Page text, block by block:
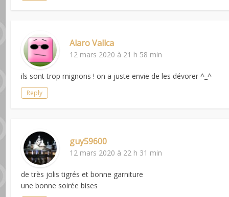
Alaro Vallca
12 mars 2020 à 21 h 58 min
ils sont trop mignons ! on a juste envie de les dévorer ^_^
Reply
guy59600
12 mars 2020 à 22 h 31 min
de très jolis tigrés et bonne garniture
une bonne soirée bises